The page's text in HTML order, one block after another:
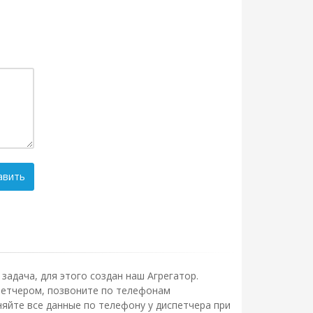
для этого создан наш Агрегатор.
позвоните по телефонам
все данные по телефону у диспетчера при